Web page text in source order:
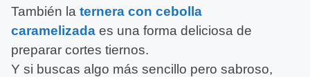
También la ternera con cebolla
caramelizadaes una forma deliciosa de
preparar cortes tiernos.
Y si buscas algo más sencillo pero sabroso,